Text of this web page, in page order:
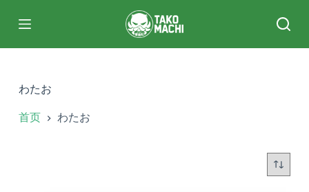
过
わたお
首页 わたお